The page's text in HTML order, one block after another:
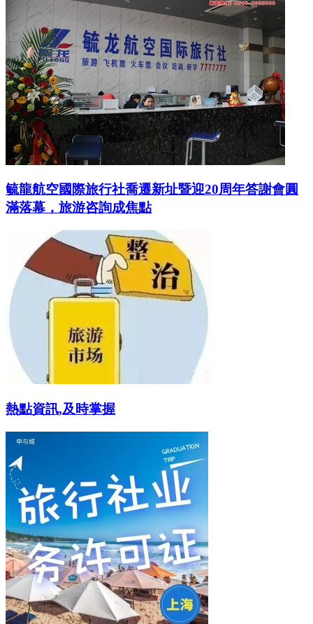
毓龍航空國際旅行社喬遷新址暨迎20周年答謝會圓
滿落幕，旅游咨詢成焦點
熱點資訊,及時掌握